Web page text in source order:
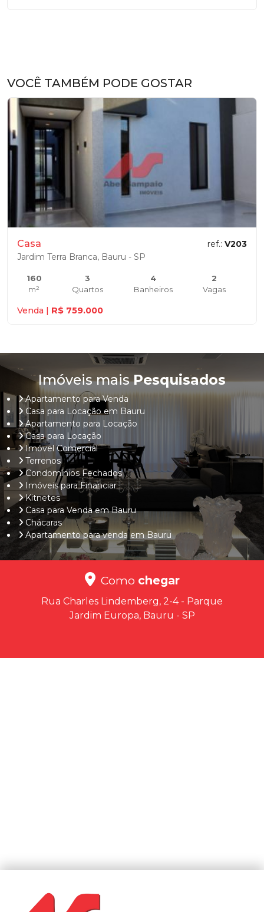
VOCÊ TAMBÉM PODE GOSTAR
Casa ref.: V203
Jardim Terra Branca, Bauru - SP
160
m²
3
Quartos
4
Banheiros
2
Vagas
Venda | R$ 759.000
Imóveis maisPesquisados
Apartamento para Venda
Casa para Locação em Bauru
Apartamento para Locação
Casa para Locação
Imóvel Comercial
Terrenos
Condomínios Fechados
Imóveis para Financiar
Kitnetes
Casa para Venda em Bauru
Chácaras
Apartamento para venda em Bauru
Como chegar
Rua Charles Lindemberg, 2-4 - Parque
Jardim Europa, Bauru - SP